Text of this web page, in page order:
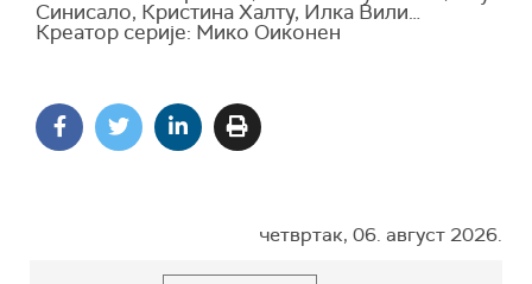
Синисало, Кристина Халту, Илка Вили…
Креатор серије: Мико Оиконен
четвртак, 06. август 2026.